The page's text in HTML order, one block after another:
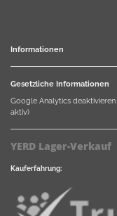
Informationen
Gesetzliche Informationen
Google Analytics deaktivieren
aktiv)
YERD Lager-Verkauf
Kauferfahrung: